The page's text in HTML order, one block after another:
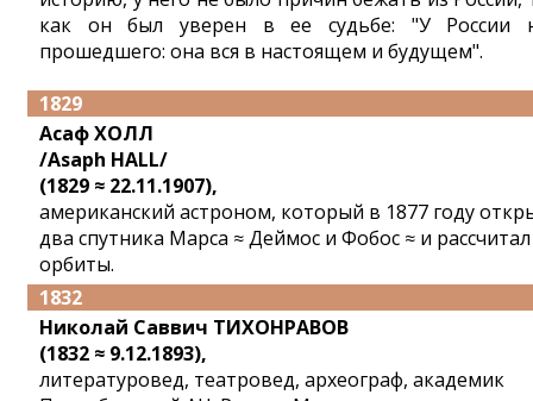
как он был уверен в ее судьбе: "У России
прошедшего: она вся в настоящем и будущем".
1829
Асаф ХОЛЛ
/Asaph HALL/
(1829 ≈ 22.11.1907),
американский астроном, который в 1877 году
два спутника Марса ≈ Деймос и Фобос ≈ и
орбиты.
1832
Николай Саввич ТИХОНРАВОВ
(1832 ≈ 9.12.1893),
литературовед, театровед, археограф, академик